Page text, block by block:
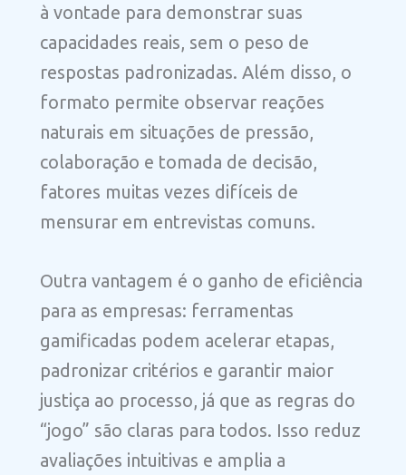
à vontade para demonstrar suas
capacidades reais, sem o peso de
respostas padronizadas. Além disso, o
formato permite observar reações
naturais em situações de pressão,
colaboração e tomada de decisão,
fatores muitas vezes difíceis de
mensurar em entrevistas comuns.
Outra vantagem é o ganho de eficiência
para as empresas: ferramentas
gamificadas podem acelerar etapas,
padronizar critérios e garantir maior
justiça ao processo, já que as regras do
“jogo” são claras para todos. Isso reduz
avaliações intuitivas e amplia a